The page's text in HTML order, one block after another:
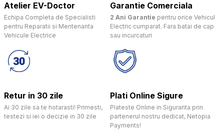
Atelier EV-Doctor
Echipa Completa de Specialisti
pentru Reparatii si Mentenanta
Vehicule Electrice
Garantie Comerciala
2 Ani Garantie pentru orice Vehicul
Electric cumparat. Fara batai de cap
sau incurcaturi
Retur in 30 zile
Ai 30 zile sa te hotarasti! Primesti,
testezi si iei o decizie in 30 zile
Plati Online Sigure
Plateste Online in Siguranta prin
partenerul nostru dedicat, Netopia
Payments!